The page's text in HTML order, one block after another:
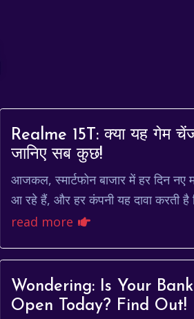
Realme 15T: क्या यह गेम
जानिए सब कुछ!
आजकल, स्मार्टफोन बाजार में हर दिन नए
आ रहे हैं, और हर कंपनी यह दावा करती है
उनका फोन सबसे अच्छा है। ऐसे में, एक आम
read more
Wondering: Is Your Bank
Open Today? Find Out!